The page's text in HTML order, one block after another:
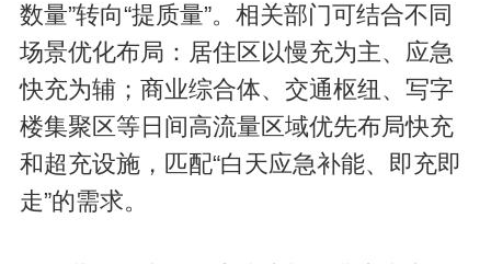
数量”转向“提质量”。相关部门可结合不同
场景优化布局：居住区以慢充为主、应急
快充为辅；商业综合体、交通枢纽、写字
楼集聚区等日间高流量区域优先布局快充
和超充设施，匹配“白天应急补能、即充即
走”的需求。